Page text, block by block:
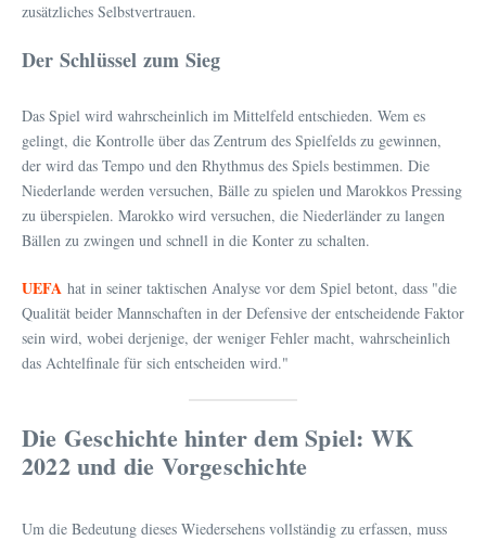
zusätzliches Selbstvertrauen.
Der Schlüssel zum Sieg
Das Spiel wird wahrscheinlich im Mittelfeld entschieden. Wem es
gelingt, die Kontrolle über das Zentrum des Spielfelds zu gewinnen,
der wird das Tempo und den Rhythmus des Spiels bestimmen. Die
Niederlande werden versuchen, Bälle zu spielen und Marokkos Pressing
zu überspielen. Marokko wird versuchen, die Niederländer zu langen
Bällen zu zwingen und schnell in die Konter zu schalten.
UEFA hat in seiner taktischen Analyse vor dem Spiel betont, dass "die
Qualität beider Mannschaften in der Defensive der entscheidende Faktor
sein wird, wobei derjenige, der weniger Fehler macht, wahrscheinlich
das Achtelfinale für sich entscheiden wird."
Die Geschichte hinter dem Spiel: WK
2022 und die Vorgeschichte
Um die Bedeutung dieses Wiedersehens vollständig zu erfassen, muss